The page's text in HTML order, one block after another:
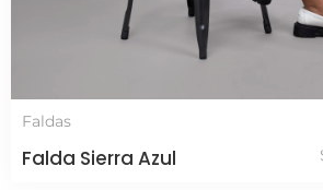
Faldas
Falda Sierra Azul